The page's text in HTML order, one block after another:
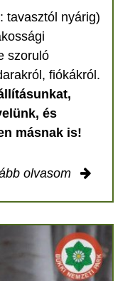
tavasztól nyárig)
szoruló
fiókákról.
és
másnak is!
olvasom